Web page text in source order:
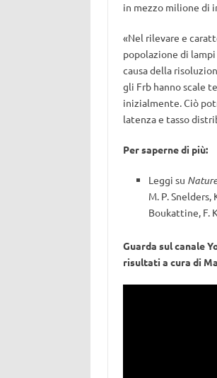
in mezzo milione di
«Nel rilevare e
popolazione di
causa della
gli Frb hanno scale
inizialmente. Ciò
latenza e tasso
Per saperne di più:
Leggi su
M. P. Snelders,
Boukattine, F.
Guarda sul canale
risultati a cura di